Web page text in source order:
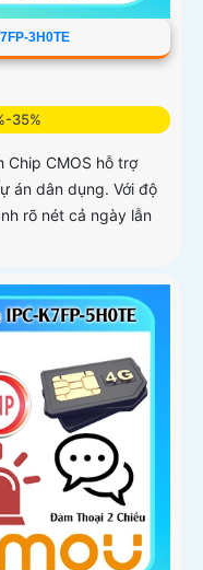
3H0TE
35%
Chip CMOS hỗ trợ
án dân dụng. Với độ
rõ nét cả ngày lẫn